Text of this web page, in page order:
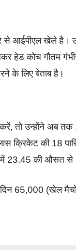
ओर से आईपीएल खेले
हेड कोच गौतम
के लिए बेताब है।
करें, तो उन्होंने
क्रिकेट की 18
23.45 की औसत से
65,000 (खेल